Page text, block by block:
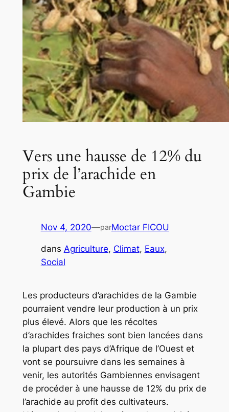
Vers une hausse de 12% du
prix de l’arachide en
Gambie
Nov 4, 2020—parMoctar FICOU
dans Agriculture, Climat, Eaux
Social
Les producteurs d’arachides de la Gambie
pourraient vendre leur production à un prix
plus élevé. Alors que les récoltes
d’arachides fraiches sont bien lancées dans
la plupart des pays d’Afrique de l’Ouest et
vont se poursuivre dans les semaines à
venir, les autorités Gambiennes envisagent
de procéder à une hausse de 12% du prix de
l’arachide au profit des cultivateurs.